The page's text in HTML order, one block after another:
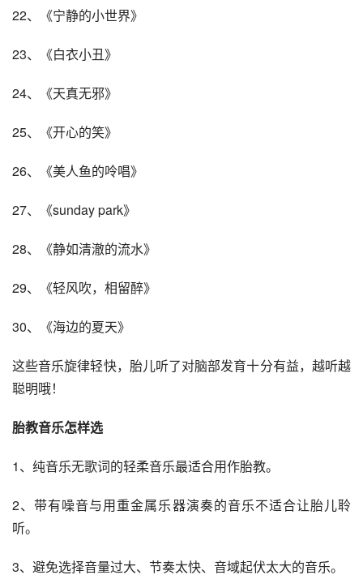
22、《宁静的小世界》
23、《白衣小丑》
24、《天真无邪》
25、《开心的笑》
26、《美人鱼的呤唱》
27、《sunday park》
28、《静如清澈的流水》
29、《轻风吹，相留醉》
30、《海边的夏天》
这些音乐旋律轻快，胎儿听了对脑部发育十分有益，越听越
聪明哦！
胎教音乐怎样选
1、纯音乐无歌词的轻柔音乐最适合用作胎教。
2、带有噪音与用重金属乐器演奏的音乐不适合让胎儿聆
听。
3、避免选择音量过大、节奏太快、音域起伏太大的音乐。